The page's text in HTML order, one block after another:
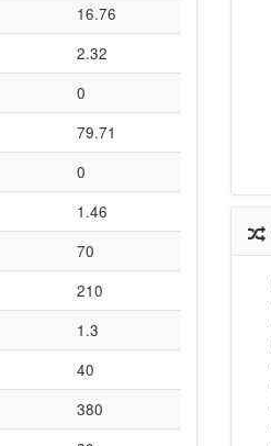
16.76
2.32
0
79.71
0
1.46
70
210
1.3
40
380